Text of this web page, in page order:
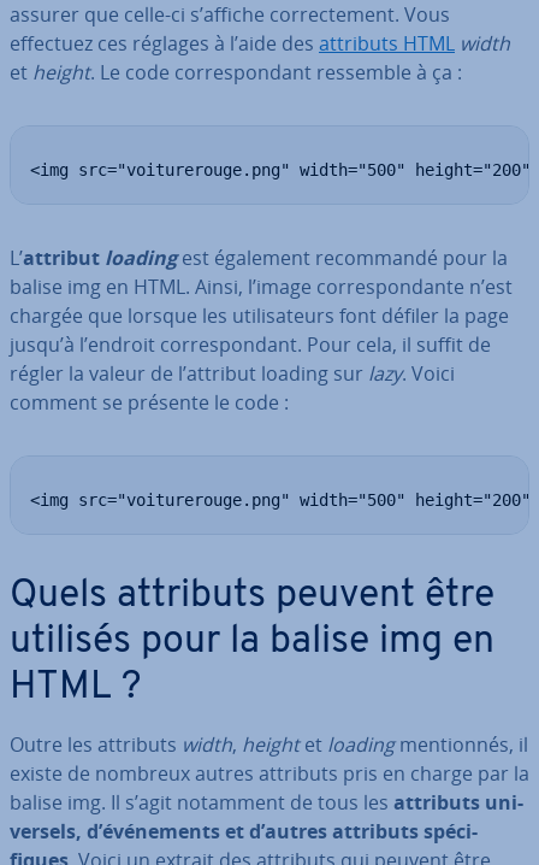
assurer que celle-ci s’affiche cor­rec­te­ment. Vous
effectuez ces réglages à l’aide des attributs HTML width
et height. Le code cor­res­pon­dant ressemble à ça :
<img src="voiturerouge.png" width="500"
L’attribut loadingest également re­com­mandé pour la
balise img en HTML. Ainsi, l’image cor­res­pon­dante n’est
chargée que lorsque les uti­li­sa­teurs font défiler la page
jusqu’à l’endroit cor­res­pon­dant. Pour cela, il suffit de
régler la valeur de l’attribut loading sur lazy. Voici
comment se présente le code :
<img src="voiturerouge.png" width="500"
Quels attributs peuvent être
utilisés pour la balise img en
HTML ?
Outre les attributs width, heightet loadingmen­tion­nés, il
existe de nombreux autres attributs pris en charge par la
balise img. Il s’agit notamment de tous les attributs uni­
ver­sels, d’évé­ne­ments et d’autres attributs spé­ci­